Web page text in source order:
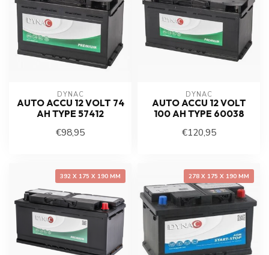
DYNAC
AUTO ACCU 12 VOLT 74
AH TYPE 57412
€98,95
DYNAC
AUTO ACCU 12 VOLT
100 AH TYPE 60038
€120,95
392 X 175 X 190 MM 278 X 175 X 190 MM